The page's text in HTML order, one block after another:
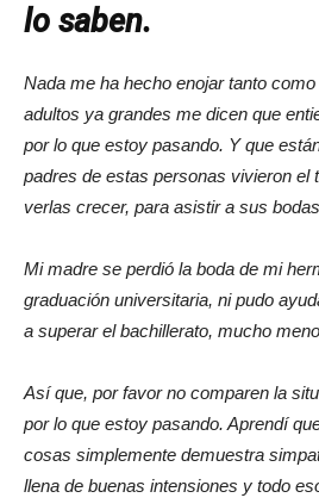
lo saben.
Nada me ha hecho enojar tanto
adultos ya grandes me dicen que
por lo que estoy pasando. Y que
padres de estas personas vivieron el
verlas crecer, para asistir a sus
Mi madre se perdió la boda de mi
graduación universitaria, ni pudo
a superar el bachillerato, mucho
Así que, por favor no comparen la
por lo que estoy pasando. Aprendí
cosas simplemente demuestra
llena de buenas intensiones y todo